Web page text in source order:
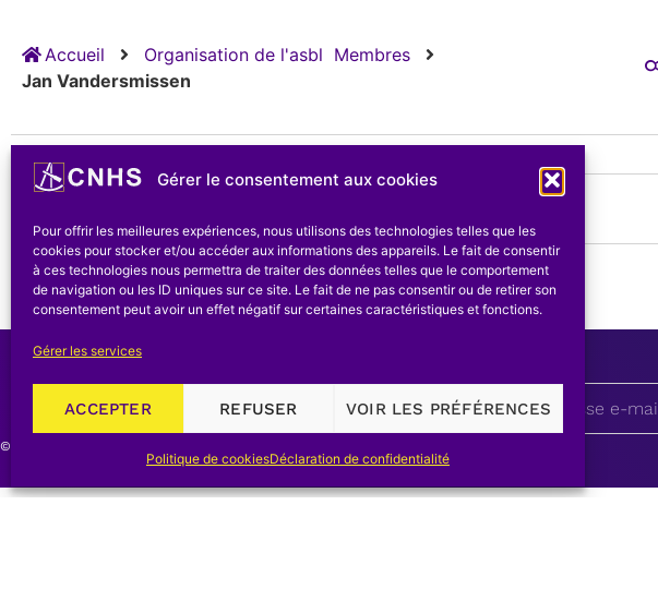
Gérer le consentement aux cookies
Pour offrir les meilleures expériences, nous utilisons des technologies telles que les
cookies pour stocker et/ou accéder aux informations des appareils. Le fait de consentir
à ces technologies nous permettra de traiter des données telles que le comportement
de navigation ou les ID uniques sur ce site. Le fait de ne pas consentir ou de retirer son
consentement peut avoir un effet négatif sur certaines caractéristiques et fonctions.
Gérer les services
ACCEPTER REFUSER VOIR LES PRÉFÉRENCES
Politique de cookiesDéclaration de confidentialité
Accueil Organisation de l'asbl Membres
Jan Vandersmissen
©2026,+CNHS/NCGW, Webdesign Banlieues asbl
Recevez la
newsletter du